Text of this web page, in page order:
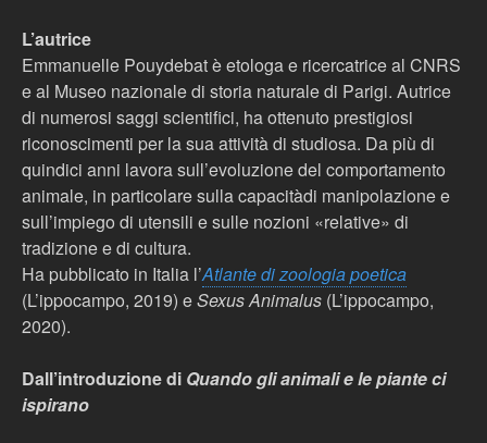
L’autrice
Emmanuelle Pouydebat è etologa e ricercatrice al CNRS
e al Museo nazionale di storia naturale di Parigi. Autrice
di numerosi saggi scientifici, ha ottenuto prestigiosi
riconoscimenti per la sua attività di studiosa. Da più di
quindici anni lavora sull’evoluzione del comportamento
animale, in particolare sulla capacitàdi manipolazione e
sull’impiego di utensili e sulle nozioni «relative» di
tradizione e di cultura.
Ha pubblicato in Italia l’Atlante di zoologia poetica
(L’ippocampo, 2019) eSexus Animalus (L’ippocampo,
2020).
Dall’introduzione di Quando gli animali e le piante ci
ispirano